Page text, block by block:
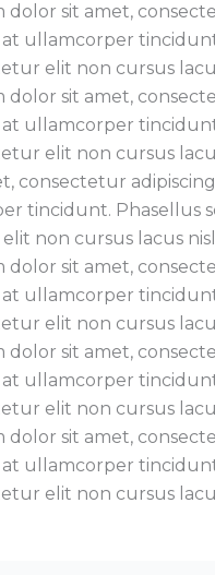
dolor sit amet,
ullamcorper
elit non cursus
dolor sit amet,
ullamcorper
elit non cursus
consectetur
tincidunt. Phasellus
non cursus lacus
dolor sit amet,
ullamcorper
elit non cursus
dolor sit amet,
ullamcorper
elit non cursus
dolor sit amet,
ullamcorper
elit non cursus